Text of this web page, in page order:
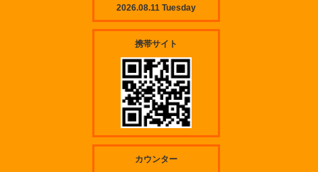
2026.08.11 Tuesday
携帯サイト
カウンター